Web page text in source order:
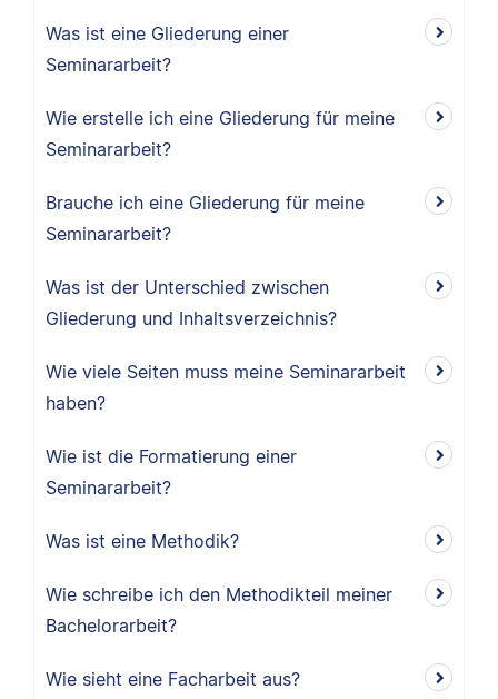
Was ist eine Gliederung einer
Seminararbeit?
Wie erstelle ich eine Gliederung für meine
Seminararbeit?
Brauche ich eine Gliederung für meine
Seminararbeit?
Was ist der Unterschied zwischen
Gliederung und Inhaltsverzeichnis?
Wie viele Seiten muss meine Seminararbeit
haben?
Wie ist die Formatierung einer
Seminararbeit?
Was ist eine Methodik?
Wie schreibe ich den Methodikteil meiner
Bachelorarbeit?
Wie sieht eine Facharbeit aus?